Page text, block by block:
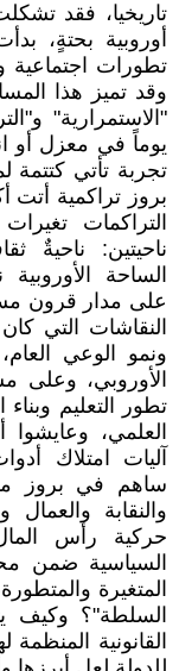
تاريخيا، فقد
أوروبية بحتةٍ،
تطورات اجتماعية
وقد تميز هذا
"الاستمرارية"
يوماً في معزل أو
تجربة تأتي كتتمة
بروز تراكمية أتت
التراكمات
ناحيتين: ناحيةٌ
الساحة
على مدار قرون
النقاشات التي
ونمو الوعي العام،
الأوروبي، وعلى
تطور التعليم
العلمي، وعايشوا
آليات امتلاك
ساهم في بروز
والنقابة
حركية رأس
السياسية ضمن
المتغيرة
السلطة"؟ وكيف
القانونية